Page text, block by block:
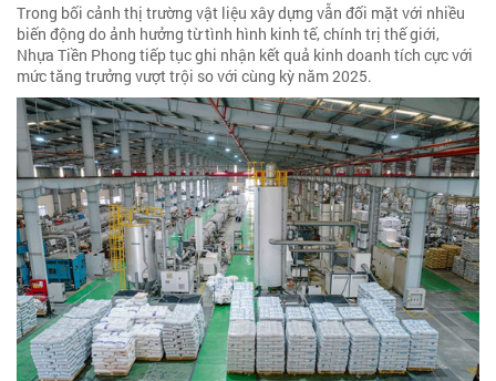
Trong bối cảnh thị trường vật liệu xây dựng vẫn đối mặt với nhiều
biến động do ảnh hưởng từ tình hình kinh tế, chính trị thế giới,
Nhựa Tiền Phong tiếp tục ghi nhận kết quả kinh doanh tích cực với
mức tăng trưởng vượt trội so với cùng kỳ năm 2025.